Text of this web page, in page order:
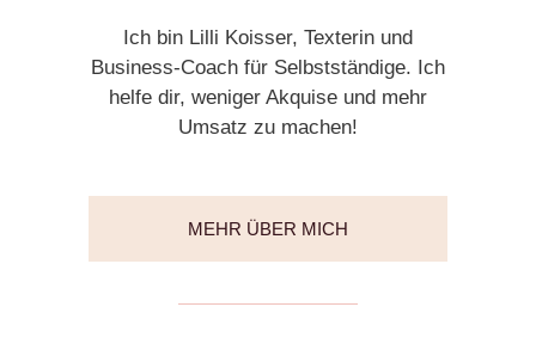
Ich bin Lilli Koisser, Texterin und
Business-Coach für Selbstständige. Ich
helfe dir, weniger Akquise und mehr
Umsatz zu machen!
MEHR ÜBER MICH